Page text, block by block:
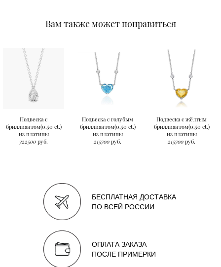
Вам также может понравиться
Подвеска с
бриллиантом(0,50 ct.)
из платины
322500 руб.
Подвеска с голубым
бриллиантом(0,50 ct.)
из платины
215700 руб.
Подвеска с жёлтым
бриллиантом(0,50 ct.)
из платины
215700 руб.
БЕСПЛАТНАЯ ДОСТАВКА
ПО ВСЕЙ РОССИИ
ОПЛАТА ЗАКАЗА
ПОСЛЕ ПРИМЕРКИ